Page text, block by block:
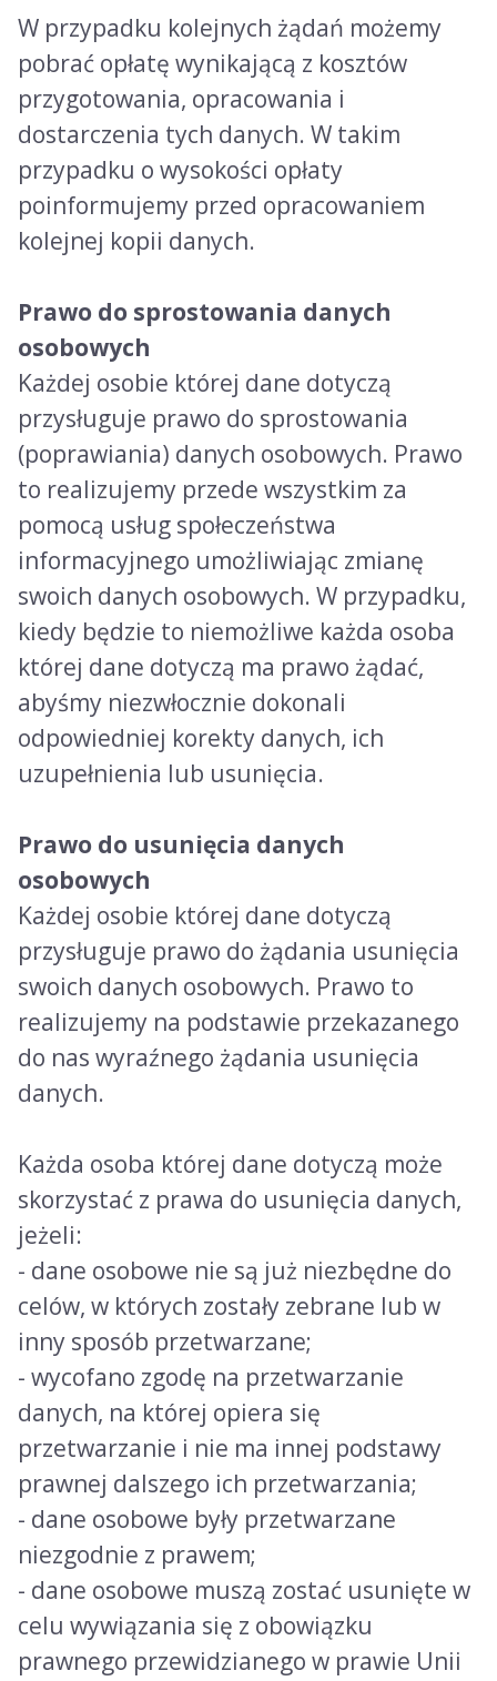
W przypadku kolejnych żądań możemy
pobrać opłatę wynikającą z kosztów
przygotowania, opracowania i
dostarczenia tych danych. W takim
przypadku o wysokości opłaty
poinformujemy przed opracowaniem
kolejnej kopii danych.
Prawo do sprostowania danych
osobowych
Każdej osobie której dane dotyczą
przysługuje prawo do sprostowania
(poprawiania) danych osobowych. Prawo
to realizujemy przede wszystkim za
pomocą usług społeczeństwa
informacyjnego umożliwiając zmianę
swoich danych osobowych. W przypadku,
kiedy będzie to niemożliwe każda osoba
której dane dotyczą ma prawo żądać,
abyśmy niezwłocznie dokonali
odpowiedniej korekty danych, ich
uzupełnienia lub usunięcia.
Prawo do usunięcia danych
osobowych
Każdej osobie której dane dotyczą
przysługuje prawo do żądania usunięcia
swoich danych osobowych. Prawo to
realizujemy na podstawie przekazanego
do nas wyraźnego żądania usunięcia
danych.
Każda osoba której dane dotyczą może
skorzystać z prawa do usunięcia danych,
jeżeli:
- dane osobowe nie są już niezbędne do
celów, w których zostały zebrane lub w
inny sposób przetwarzane;
- wycofano zgodę na przetwarzanie
danych, na której opiera się
przetwarzanie i nie ma innej podstawy
prawnej dalszego ich przetwarzania;
- dane osobowe były przetwarzane
niezgodnie z prawem;
- dane osobowe muszą zostać usunięte w
celu wywiązania się z obowiązku
prawnego przewidzianego w prawie Unii